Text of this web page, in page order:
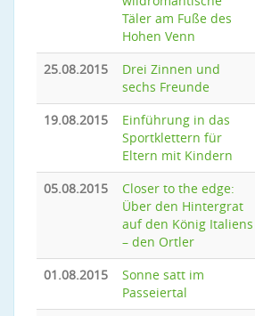
Täler am Fuße des
Hohen Venn
25.08.2015
Drei Zinnen und
sechs Freunde
19.08.2015
Einführung in das
Sportklettern für
Eltern mit Kindern
05.08.2015
Closer to the edge:
Über den Hintergrat
auf den König Italiens
– den Ortler
01.08.2015
Sonne satt im
Passeiertal